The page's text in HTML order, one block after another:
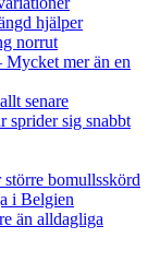
hjälper
norrut
Mycket mer än en
senare
sprider sig snabbt
bomullsskörd
i Belgien
än alldagliga